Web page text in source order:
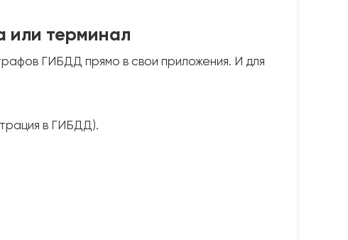
или терминал
ГИБДД прямо в свои приложения. И для
в ГИБДД).